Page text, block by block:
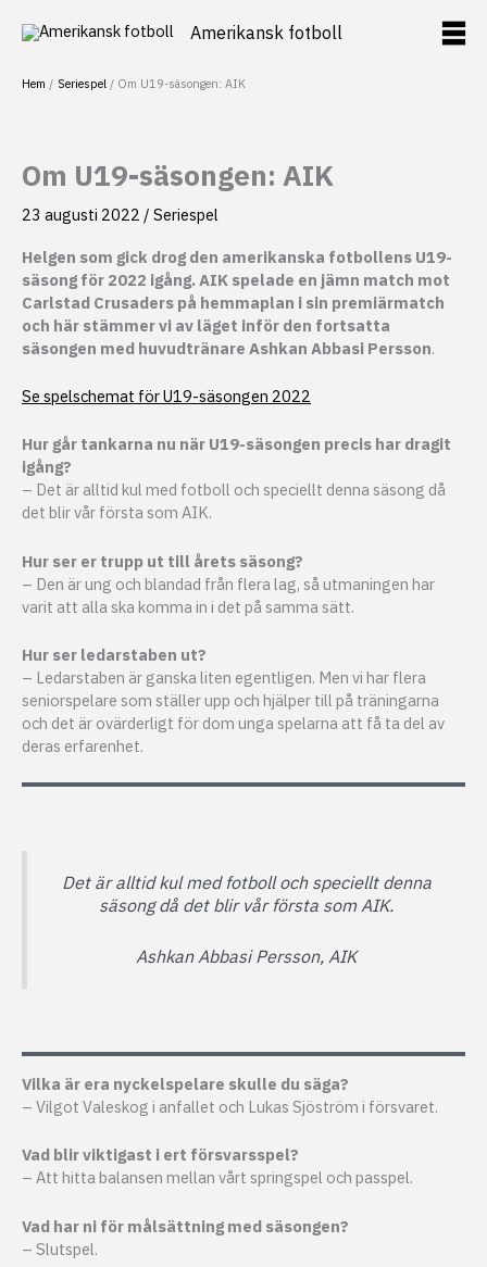
Amerikansk fotboll
Hem Seriespel Om U19-säsongen: AIK
Om U19-säsongen: AIK
23 augusti 2022 / Seriespel
Helgen som gick drog den amerikanska fotbollens U19-
säsong för 2022 igång. AIK spelade en jämn match mot
Carlstad Crusaders på hemmaplan i sin premiärmatch
och här stämmer vi av läget inför den fortsatta
säsongen med huvudtränare Ashkan Abbasi Persson.
Se spelschemat för U19-säsongen 2022
Hur går tankarna nu när U19-säsongen precis har dragit
igång?
– Det är alltid kul med fotboll och speciellt denna säsong då
det blir vår första som AIK.
Hur ser er trupp ut till årets säsong?
– Den är ung och blandad från flera lag, så utmaningen har
varit att alla ska komma in i det på samma sätt.
Hur ser ledarstaben ut?
– Ledarstaben är ganska liten egentligen. Men vi har flera
seniorspelare som ställer upp och hjälper till på träningarna
och det är ovärderligt för dom unga spelarna att få ta del av
deras erfarenhet.
Det är alltid kul med fotboll och speciellt denna
säsong då det blir vår första som AIK.
Ashkan Abbasi Persson, AIK
Vilka är era nyckelspelare skulle du säga?
– Vilgot Valeskog i anfallet och Lukas Sjöström i försvaret.
Vad blir viktigast i ert försvarsspel?
– Att hitta balansen mellan vårt springspel och passpel.
Vad har ni för målsättning med säsongen?
– Slutspel.